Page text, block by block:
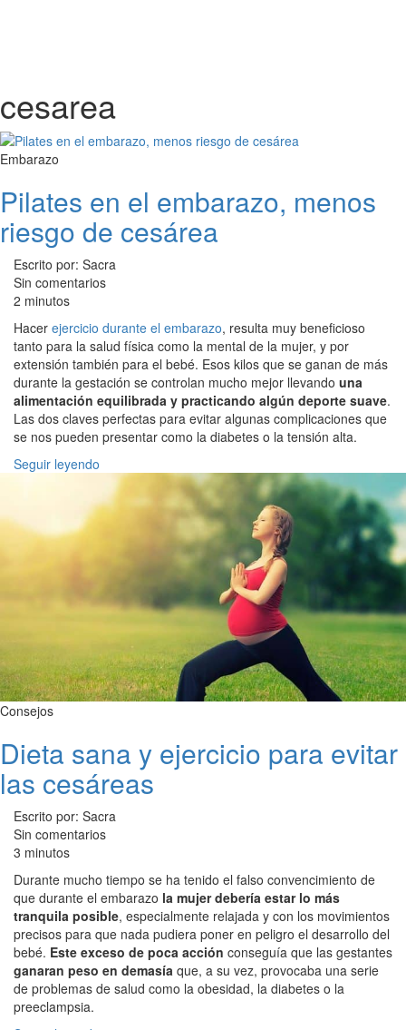
cesarea
Embarazo
Pilates en el embarazo, menos
riesgo de cesárea
Escrito por: Sacra
Sin comentarios
2 minutos
Hacer ejercicio durante el embarazo, resulta muy beneficioso
tanto para la salud física como la mental de la mujer, y por
extensión también para el bebé. Esos kilos que se ganan de más
durante la gestación se controlan mucho mejor llevando una
alimentación equilibrada y practicando algún deporte suave.
Las dos claves perfectas para evitar algunas complicaciones que
se nos pueden presentar como la diabetes o la tensión alta.
Seguir leyendo
Consejos
Dieta sana y ejercicio para evitar
las cesáreas
Escrito por: Sacra
Sin comentarios
3 minutos
Durante mucho tiempo se ha tenido el falso convencimiento de
que durante el embarazo la mujer debería estar lo más
tranquila posible, especialmente relajada y con los movimientos
precisos para que nada pudiera poner en peligro el desarrollo del
bebé. Este exceso de poca acción conseguía que las gestantes
ganaran peso en demasía que, a su vez, provocaba una serie
de problemas de salud como la obesidad, la diabetes o la
preeclampsia.